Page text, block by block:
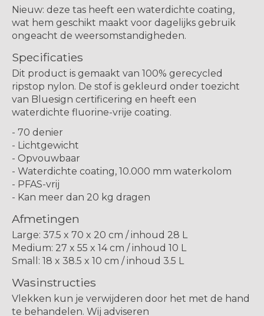
Nieuw: deze tas heeft een waterdichte coating,
wat hem geschikt maakt voor dagelijks gebruik
ongeacht de weersomstandigheden.
Specificaties
Dit product is gemaakt van 100% gerecycled
ripstop nylon. De stof is gekleurd onder toezicht
van Bluesign certificering en heeft een
waterdichte fluorine-vrije coating.
- 70 denier
- Lichtgewicht
- Opvouwbaar
- Waterdichte coating, 10.000 mm waterkolom
- PFAS-vrij
- Kan meer dan 20 kg dragen
Afmetingen
Large: 37.5 x 70 x 20 cm / inhoud 28 L
Medium: 27 x 55 x 14 cm / inhoud 10 L
Small: 18 x 38.5 x 10 cm / inhoud 3.5 L
Wasinstructies
Vlekken kun je verwijderen door het met de hand
te behandelen. Wij adviseren